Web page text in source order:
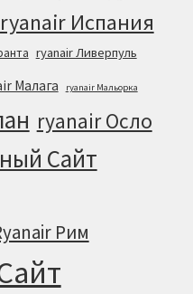
ryanair Испания
ryanair Ливерпуль
Малага ryanair Мальорка
ryanair Осло
Cайт
Рим